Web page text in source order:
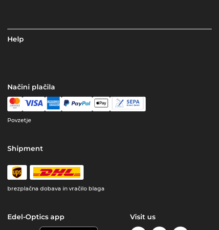
Help
Načini plačila
Povzetje
Shipment
brezplačna dobava in vračilo blaga
Edel-Optics app Visit us